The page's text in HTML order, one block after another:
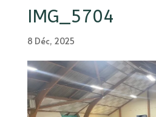
IMG_5704
8 Déc, 2025